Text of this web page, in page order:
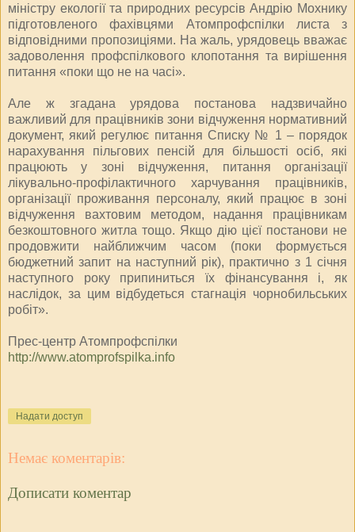
міністру екології та природних ресурсів Андрію Мохнику
підготовленого фахівцями Атомпрофспілки листа з
відповідними пропозиціями. На жаль, урядовець вважає
задоволення профспілкового клопотання та вирішення
питання «поки що не на часі».
Але ж згадана урядова постанова надзвичайно
важливий для працівників зони відчуження нормативний
документ, який регулює питання Списку № 1 – порядок
нарахування пільгових пенсій для більшості осіб, які
працюють у зоні відчуження, питання організації
лікувально-профілактичного харчування працівників,
організації проживання персоналу, який працює в зоні
відчуження вахтовим методом, надання працівникам
безкоштовного житла тощо. Якщо дію цієї постанови не
продовжити найближчим часом (поки формується
бюджетний запит на наступний рік), практично з 1 січня
наступного року припиниться їх фінансування і, як
наслідок, за цим відбудеться стагнація чорнобильських
робіт».
Прес-центр Атомпрофспілки
http://www.atomprofspilka.info
Надати доступ
Немає коментарів:
Дописати коментар